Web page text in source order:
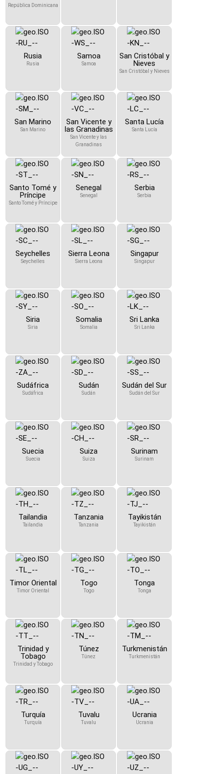
República Dominicana
Rusia
Rusia
Samoa
Samoa
San Cristóbal y
Nieves
San Cristóbal y Nieves
San Marino
San Marino
San Vicente y
las Granadinas
San Vicente y las
Granadinas
Santa Lucía
Santa Lucía
Santo Tomé y
Príncipe
Santo Tomé y Príncipe
Senegal
Senegal
Serbia
Serbia
Seychelles
Seychelles
Sierra Leona
Sierra Leona
Singapur
Singapur
Siria
Siria
Somalia
Somalia
Sri Lanka
Sri Lanka
Sudáfrica
Sudáfrica
Sudán
Sudán
Sudán del Sur
Sudán del Sur
Suecia
Suecia
Suiza
Suiza
Surinam
Surinam
Tailandia
Tailandia
Tanzania
Tanzania
Tayikistán
Tayikistán
Timor Oriental
Timor Oriental
Togo
Togo
Tonga
Tonga
Trinidad y
Tobago
Trinidad y Tobago
Túnez
Túnez
Turkmenistán
Turkmenistán
Turquía
Turquía
Tuvalu
Tuvalu
Ucrania
Ucrania